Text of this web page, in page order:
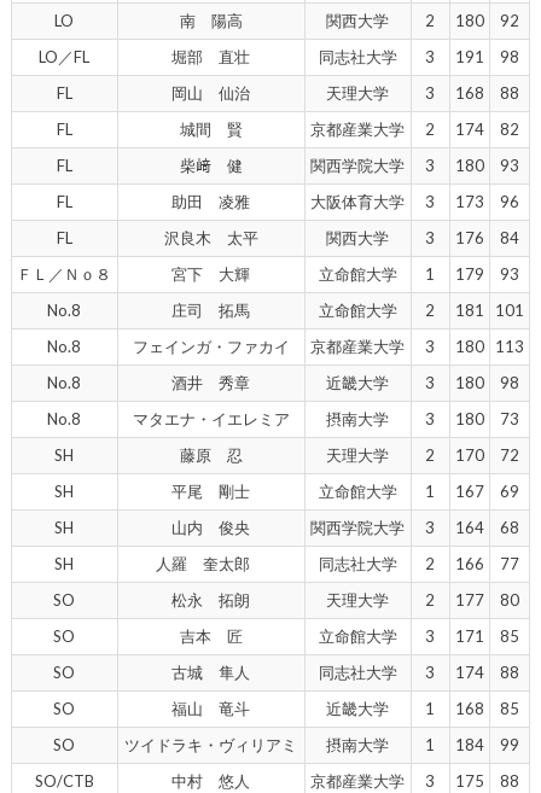
LO
南 陽高 関西大学 2 180
92
LO／FL
堀部 直壮 同志社大学 3 191
98
FL
岡山 仙治 天理大学 3 168
88
FL
城間 賢 京都産業大学 2 174
82
FL
柴﨑 健 関西学院大学 3 180
93
FL
助田 凌雅 大阪体育大学 3 173
96
FL
沢良木 太平 関西大学 3 176
84
ＦＬ／Ｎｏ８
宮下 大輝 立命館大学 1 179
93
No.8
庄司 拓馬 立命館大学 2 181
101
No.8
フェインガ・ファカイ 京都産業大学 3 180
113
No.8
酒井 秀章 近畿大学 3 180
98
No.8
マタエナ・イエレミア 摂南大学 3 180
73
SH
藤原 忍 天理大学 2 170
72
SH
平尾 剛士 立命館大学 1 167
69
SH
山内 俊央 関西学院大学 3 164
68
SH
人羅 奎太郎 同志社大学 2 166
77
SO
松永 拓朗 天理大学 2 177
80
SO
吉本 匠 立命館大学 3 171
85
SO
古城 隼人 同志社大学 3 174
88
SO
福山 竜斗 近畿大学 1 168
85
SO
ツイドラキ・ヴィリアミ 摂南大学 1 184
99
SO/CTB
中村 悠人 京都産業大学 3 175
88